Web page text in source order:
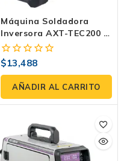
Máquina Soldadora
Inversora AXT-TEC200 |
Electrodo, Tig HF Y
Plasma 200 Amp
0
fuera
5
$13,488
AÑADIR AL CARRITO